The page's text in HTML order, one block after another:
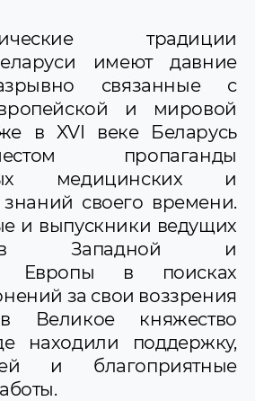
традиции
имеют давние
связанные с
и мировой
в XVI веке Беларусь
пропаганды
медицинских и
своего времени.
и выпускники ведущих
Западной и
Европы в поисках
за свои воззрения
Великое княжество
находили поддержку,
и благоприятные